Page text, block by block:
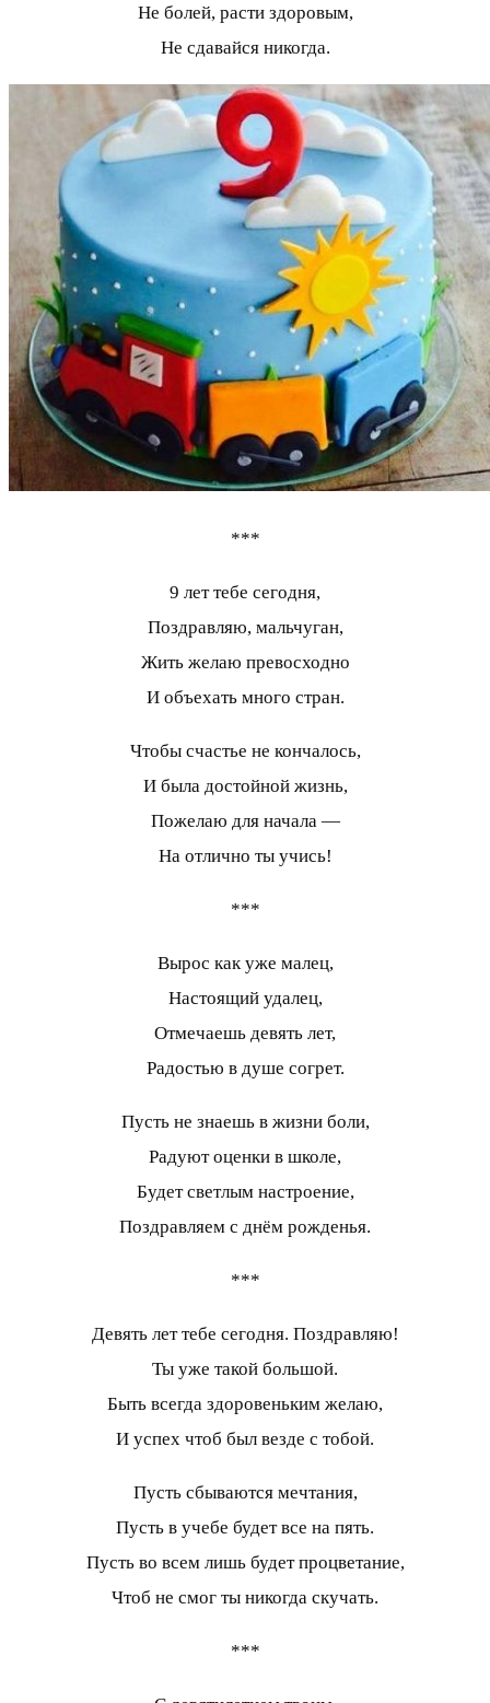
Не болей, расти здоровым,
Не сдавайся никогда.
***
9 лет тебе сегодня,
Поздравляю, мальчуган,
Жить желаю превосходно
И объехать много стран.
Чтобы счастье не кончалось,
И была достойной жизнь,
Пожелаю для начала —
На отлично ты учись!
***
Вырос как уже малец,
Настоящий удалец,
Отмечаешь девять лет,
Радостью в душе согрет.
Пусть не знаешь в жизни боли,
Радуют оценки в школе,
Будет светлым настроение,
Поздравляем с днём рожденья.
***
Девять лет тебе сегодня. Поздравляю!
Ты уже такой большой.
Быть всегда здоровеньким желаю,
И успех чтоб был везде с тобой.
Пусть сбываются мечтания,
Пусть в учебе будет все на пять.
Пусть во всем лишь будет процветание,
Чтоб не смог ты никогда скучать.
***